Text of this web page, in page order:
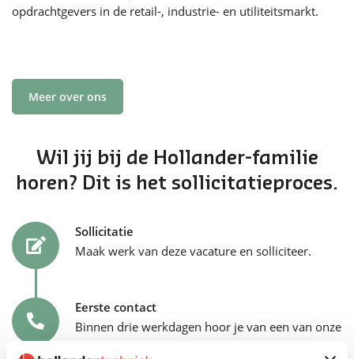
opdrachtgevers in de retail-, industrie- en utiliteitsmarkt.
Meer over ons
Wil jij bij de Hollander-familie
horen? Dit is het sollicitatieproces.
Sollicitatie
Maak werk van deze vacature en solliciteer.
Eerste contact
Binnen drie werkdagen hoor je van een van onze